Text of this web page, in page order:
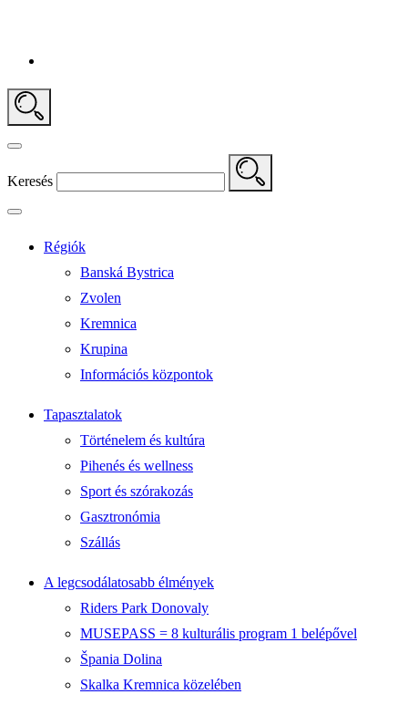
Keresés
Régiók
Banská Bystrica
Zvolen
Kremnica
Krupina
Információs központok
Tapasztalatok
Történelem és kultúra
Pihenés és wellness
Sport és szórakozás
Gasztronómia
Szállás
A legcsodálatosabb élmények
Riders Park Donovaly
MUSEPASS = 8 kulturális program 1 belépővel
Špania Dolina
Skalka Kremnica közelében